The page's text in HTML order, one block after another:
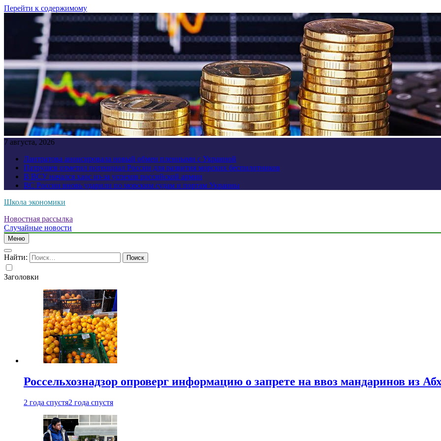
Перейти к содержимому
7 августа, 2026
Лантратова анонсировала новый обмен пленными с Украиной
Патрушев отметил потенциал России для развития морских беспилотников
В ВСУ начался хаос из-за успехов российской армии
ВС России вновь ударили по морским судам и портам Украины
Школа экономики
Новостная рассылка
Случайные новости
Меню
Найти:
Заголовки
Россельхознадзор опроверг информацию о запрете на ввоз мандаринов из
2 года спустя2 года спустя